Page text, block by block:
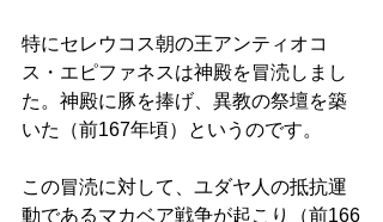
特にセレウコス朝の王アンティオコ
ス・エピファネスは神殿を冒涜しまし
た。神殿に豚を捧げ、異教の祭壇を築
いた（前167年頃）というのです。
この冒涜に対して、ユダヤ人の抵抗運
動であるマカベア戦争が起こり（前166